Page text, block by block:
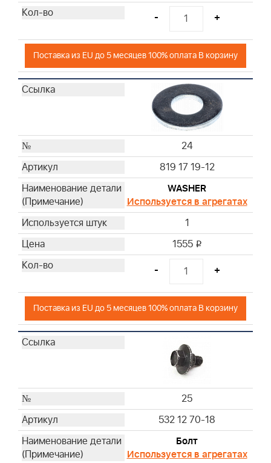
- +
Поставка из EU до 5 месяцев 100% оплата В корзину
24
819 17 19-12
WASHER
Используется в агрегатах
1
1555 i
- +
Поставка из EU до 5 месяцев 100% оплата В корзину
25
532 12 70-18
Болт
Используется в агрегатах